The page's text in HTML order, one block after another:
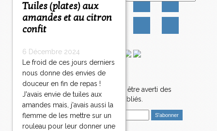
Tuiles (plates) aux
amandes et au citron
confit
6 Décembre 2024
Le froid de ces jours derniers
nous donne des envies de
douceur en fin de repas !
J'avais envie de tuiles aux
amandes mais, j'avais aussi la
flemme de les mettre sur un
rouleau pour leur donner une
Newsletter
Abonnez-vous pour être averti des
nouveaux articles publiés.
E
m